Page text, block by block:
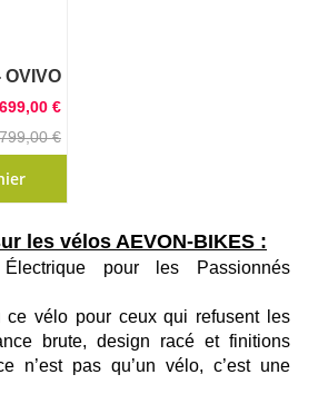
OVIVO
€
€
les vélos AEVON-BIKES :
pour les Passionnés
ce vélo pour ceux qui refusent les
brute, design racé et finitions
n’est pas qu’un vélo, c’est une